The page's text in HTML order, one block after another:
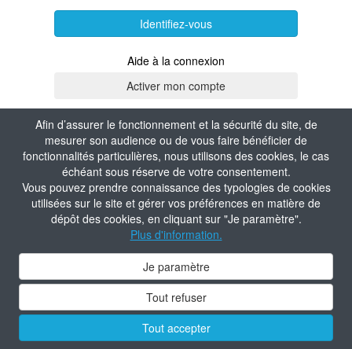
Afin d’assurer le fonctionnement et la sécurité du site, de
mesurer son audience ou de vous faire bénéficier de
fonctionnalités particulières, nous utilisons des cookies, le cas
échéant sous réserve de votre consentement.
Vous pouvez prendre connaissance des typologies de cookies
utilisées sur le site et gérer vos préférences en matière de
dépôt des cookies, en cliquant sur "Je paramètre".
Plus d'information.
Je paramètre
Tout refuser
Tout accepter
Identifiez-vous
Aide à la connexion